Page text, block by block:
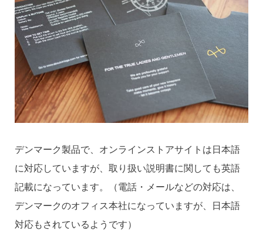
デンマーク製品で、オンラインストアサイトは日本語
に対応していますが、取り扱い説明書に関しても英語
記載になっています。（電話・メールなどの対応は、
デンマークのオフィス本社になっていますが、日本語
対応もされているようです）